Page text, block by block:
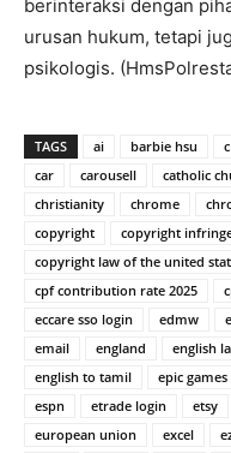
berinteraksi dengan
urusan hukum, tetapi
psikologis.
TAGS ai barbie hsu c
car
carousell catholic
christianity
chrome
copyright
copyright
copyright law of the united
cpf contribution rate 2025
eccare sso login
edmw
email
england english
english to tamil
epic games
espn
etrade login etsy
european union
excel